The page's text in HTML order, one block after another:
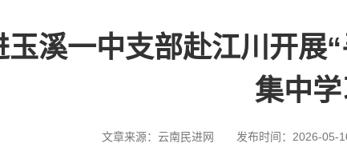
玉溪一中支部赴江川开展
集中
文章来源： 云南民进网 发布时间： 2026-05-